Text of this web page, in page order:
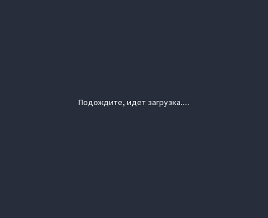
Подождите, идет загрузка.....